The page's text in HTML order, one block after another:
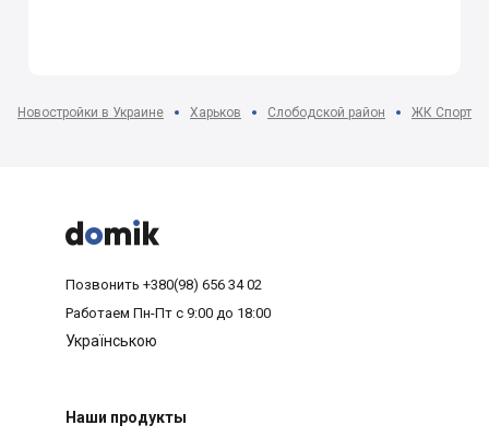
Новостройки в Украине Харьков Слободской район ЖК



Позвонить +380(98) 656 34 02
Работаем Пн-Пт с 9:00 до 18:00
Українською
Наши продукты